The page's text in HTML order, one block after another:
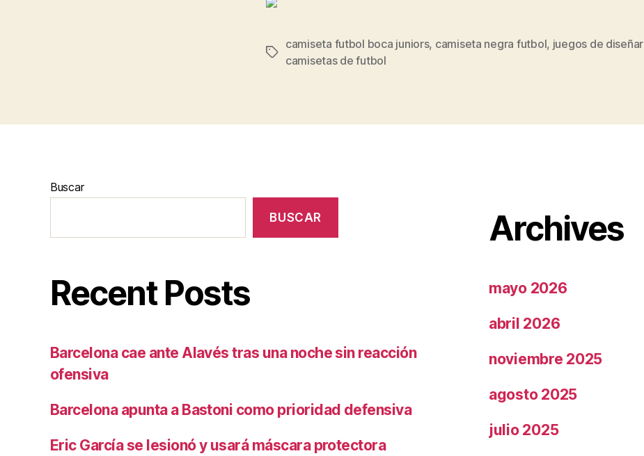
Etiquetas
camiseta futbol boca juniors, camiseta negra futbol, juegos de diseñar
camisetas de futbol
Buscar
BUSCAR
Recent Posts
Barcelona cae ante Alavés tras una noche sin reacción
ofensiva
Barcelona apunta a Bastoni como prioridad defensiva
Eric García se lesionó y usará máscara protectora
Archives
mayo 2026
abril 2026
noviembre 2025
agosto 2025
julio 2025